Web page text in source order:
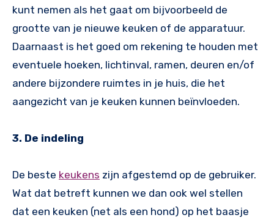
kunt nemen als het gaat om bijvoorbeeld de
grootte van je nieuwe keuken of de apparatuur.
Daarnaast is het goed om rekening te houden met
eventuele hoeken, lichtinval, ramen, deuren en/of
andere bijzondere ruimtes in je huis, die het
aangezicht van je keuken kunnen beïnvloeden.
3. De indeling
De beste keukens zijn afgestemd op de gebruiker.
Wat dat betreft kunnen we dan ook wel stellen
dat een keuken (net als een hond) op het baasje